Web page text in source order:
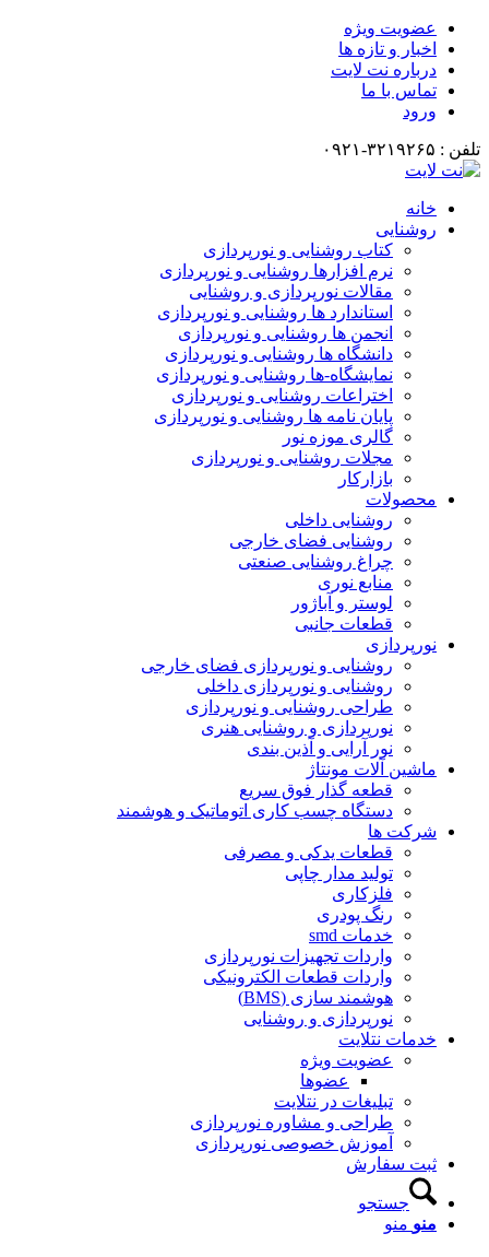
عضویت ویژه
اخبار و تازه ها
درباره نت لایت
تماس با ما
ورود
تلفن : ۳۲۱۹۲۶۵-۰۹۲۱
خانه
روشنایی
کتاب روشنایی و نورپردازی
نرم افزارها روشنایی و نورپردازی
مقالات نورپردازی و روشنایی
استاندارد ها روشنایی و نورپردازی
انجمن ها روشنایی و نورپردازی
دانشگاه ها روشنایی و نورپردازی
نمایشگاه-ها روشنایی و نورپردازی
اختراعات روشنایی و نورپردازی
پایان نامه ها روشنایی و نورپردازی
گالری موزه نور
مجلات روشنایی و نورپردازی
بازارکار
محصولات
روشنایی داخلی
روشنایی فضای خارجی
چراغ روشنایی صنعتی
منابع نوری
لوستر و آباژور
قطعات جانبی
نورپردازی
روشنایی و نورپردازی فضای خارجی
روشنایی و نورپردازی داخلی
طراحی روشنایی و نورپردازی
نورپردازی و روشنایی هنری
نور آرایی و آذین بندی
ماشین آلات مونتاژ
قطعه گذار فوق سریع
دستگاه چسب کاری اتوماتیک و هوشمند
شرکت ها
قطعات یدکی و مصرفی
تولید مدار چاپی
فلزکاری
رنگ پودری
خدمات smd
واردات تجهیزات نورپردازی
واردات قطعات الکترونیکی
هوشمند سازی (BMS)
نورپردازی و روشنایی
خدمات نتلایت
عضویت ویژه
عضوها
تبلیغات در نتلایت
طراحی و مشاوره نورپردازی
آموزش خصوصی نورپردازی
ثبت سفارش
جستجو
منو منو